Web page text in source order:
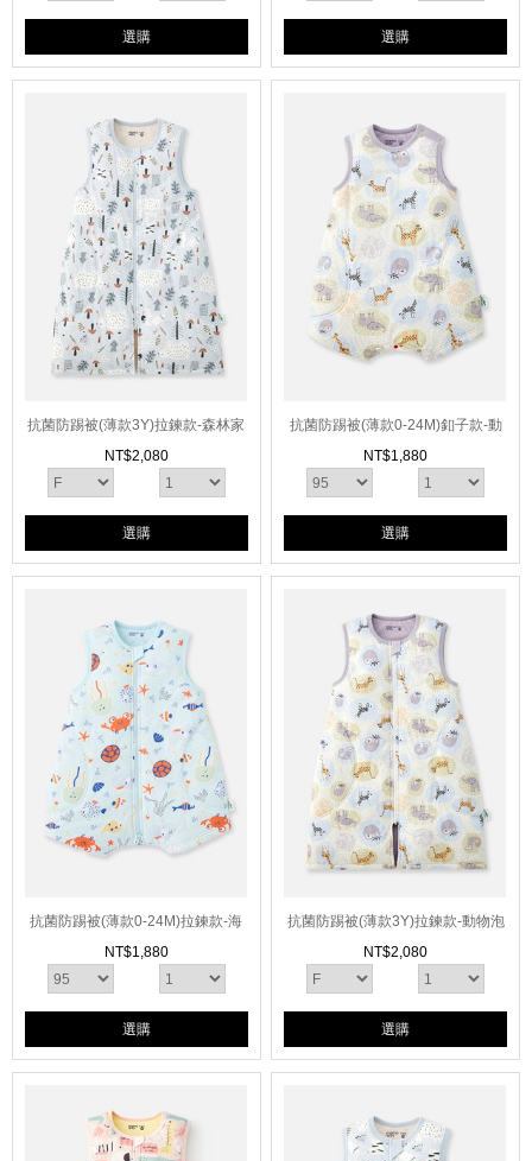
選購 選購
抗菌防踢被(薄款3Y)拉鍊款-森林家
族
NT$2,080
選購
抗菌防踢被(薄款0-24M)釦子款-動
物泡泡
NT$1,880
選購
抗菌防踢被(薄款0-24M)拉鍊款-海
洋生物
NT$1,880
選購
抗菌防踢被(薄款3Y)拉鍊款-動物泡
泡
NT$2,080
選購